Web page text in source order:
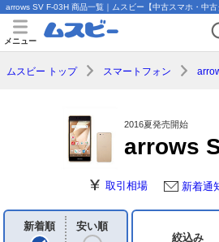
arrows SV F-03H 商品一覧｜ムスビー【中古スマホ・中古
メニュー
ムスビー トップ スマートフォン
2016夏発売開始
arrows
取引相場 新着通
新着順
安い順
絞込み